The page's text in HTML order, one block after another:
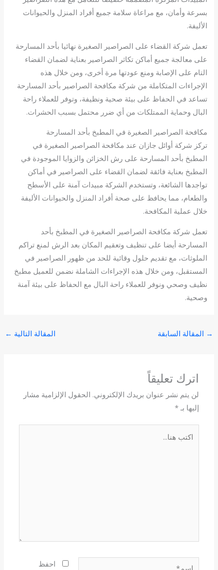
بسرعة وأمان، مع مراعاة سلامة جميع أفراد المنزل والحيوانات
الأليفة.
تعمل شركة القضاء على الصراصير الصغيرة نهائيا بأحد المسارحة
على معالجة جميع أماكن تكاثر الصراصير بعناية لضمان القضاء
التام على الإصابة ومنع عودتها مرة أخرى، ومن خلال هذه
الإجراءات المتكاملة من شركة مكافحة الصراصير بأحد المسارحة
تساعد في الحفاظ على بيئة صحية ونظيفة، وتوفر للعملاء راحة
البال وحماية الممتلكات من أي ضرر محتمل بسبب الحشرات.
مكافحة الصراصير الصغيرة في المطبخ بأحد المسارحة
تركز شركة أوائل جازان عند مكافحة الصراصير الصغيرة في
المطبخ بأحد المسارحة على رش الخزائن والزوايا الموجودة في
المطبخ بعناية فائقة لضمان القضاء على الصراصير في أماكن
تواجدها الشائعة، وتستخدم الشركة مبيدات آمنة على الأسطح
والطعام، مما يحافظ على صحة أفراد المنزل والحيوانات الأليفة
خلال عملية المكافحة.
تعمل شركة مكافحة الصراصير الصغيرة في المطبخ بأحد
المسارحة أيضا على تنظيف وتعقيم المكان بعد الرش لمنع تراكم
الملوثات، مع تقديم حلول وقائية للحد من ظهور الصراصير في
المستقبل، ومن خلال هذه الإجراءات الشاملة نضمن للعميل مطبخ
نظيف وصحي ونوفر للعملاء راحة البال مع الحفاظ على بيئة آمنة
وصحية.
→ المقالة السابقة المقالة التالية ←
اترك تعليقاً
لن يتم نشر عنوان بريدك الإلكتروني. الحقول الإلزامية مشار
إليها بـ*
اسم*
احفظ